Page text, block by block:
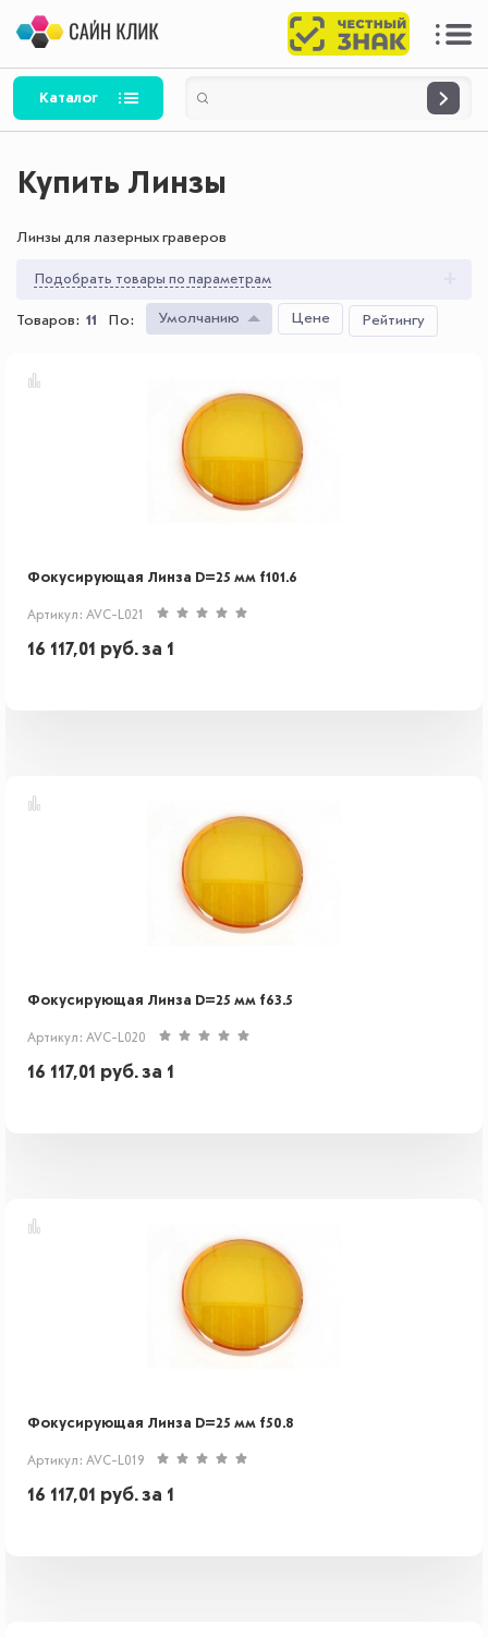
Каталог
Купить Линзы
Линзы для лазерных граверов
Подобрать товары по параметрам
Товаров: 11 По: Умолчанию Цене Рейтингу
Фокусирующая Линза D=25 мм f101.6
Артикул: AVC-L021
16 117,01 руб.за 1
Фокусирующая Линза D=25 мм f63.5
Артикул: AVC-L020
16 117,01 руб.за 1
Фокусирующая Линза D=25 мм f50.8
Артикул: AVC-L019
16 117,01 руб.за 1